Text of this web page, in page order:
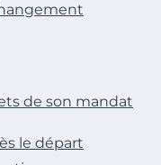
de son mandat
le départ